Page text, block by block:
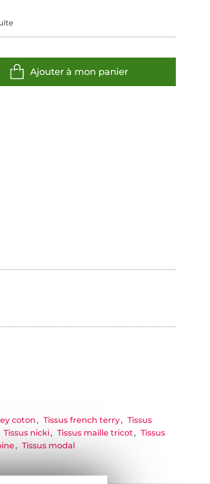
Ajouter à mon panier
coton Tissus french terry
Tissus
Tissus nicki Tissus maille tricot
Tissus
Tissus modal